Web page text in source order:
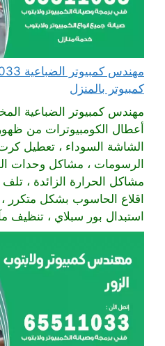
كمبيوتر بالمنزل
مهندس كمبيوتر الضباعية
أعطال الكومبيوترات من
الشاشة السوداء ، تعطيل
الرسومات ، مشاكل وحدات
مشاكل الحرارة الزائدة ،
اقلاع الحاسوب بشكل متكرر ،
استبدال بور سبلاي ، تنظيف